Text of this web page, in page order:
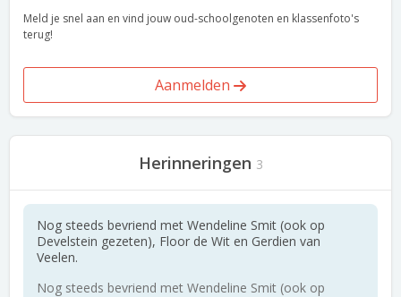
Meld je snel aan en vind jouw oud-schoolgenoten en klassenfoto's
terug!
Aanmelden
Herinneringen 3
Nog steeds bevriend met Wendeline Smit (ook op
Develstein gezeten), Floor de Wit en Gerdien van
Veelen.
Nog steeds bevriend met Wendeline Smit (ook op